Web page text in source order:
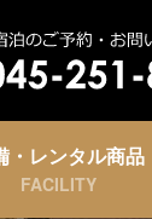
・レンタル商品
FACILITY